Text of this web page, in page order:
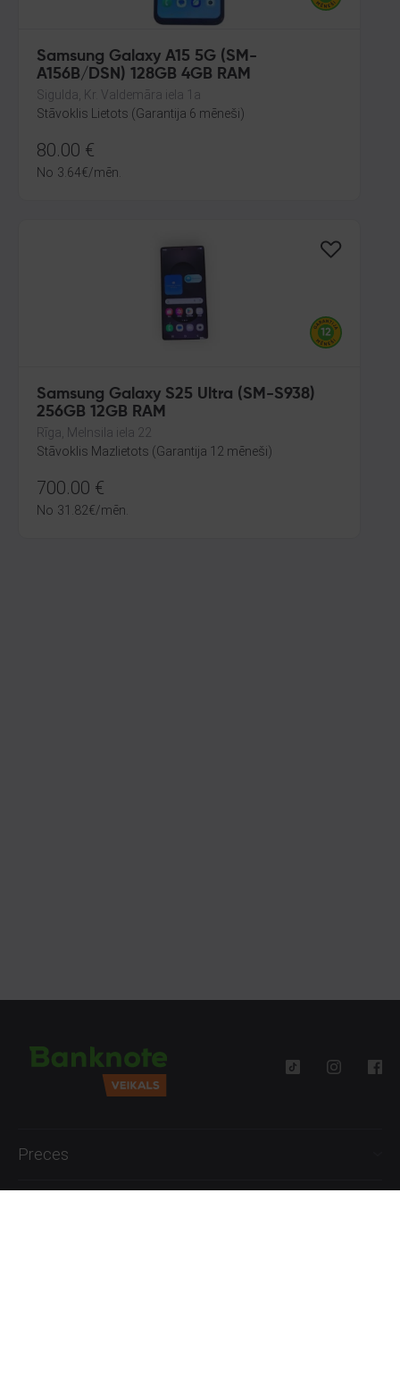
Samsung Galaxy A15 5G (SM-
A156B/DSN) 128GB 4GB RAM
Sigulda, Kr. Valdemāra iela 1a
Stāvoklis Lietots (Garantija 6 mēneši)
80.00 €
No 3.64€/mēn.
Samsung Galaxy S25 Ultra (SM-S938)
256GB 12GB RAM
Rīga, Melnsila iela 22
Stāvoklis Mazlietots (Garantija 12 mēneši)
700.00 €
No 31.82€/mēn.
Preces